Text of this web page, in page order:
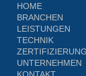
HOME
BRANCHEN
LEISTUNGEN
TECHNIK
ZERTIFIZIERUNG
UNTERNEHMEN